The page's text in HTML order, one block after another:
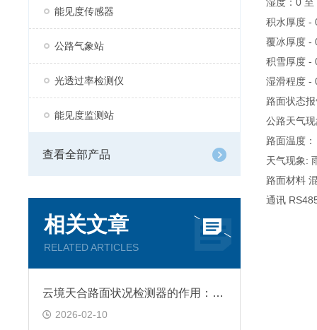
能见度传感器
公路气象站
光透过率检测仪
能见度监测站
查看全部产品
相关文章
RELATED ARTICLES
云境天合路面状况检测器的作用：量化评估湿滑、结冰等状态对行车安全的影响
2026-02-10
积水厚度 -
覆冰厚度 -
积雪厚度 -
湿滑程度 -
路面状态
公路天气
路面温度
天气现象:
路面材料
通讯